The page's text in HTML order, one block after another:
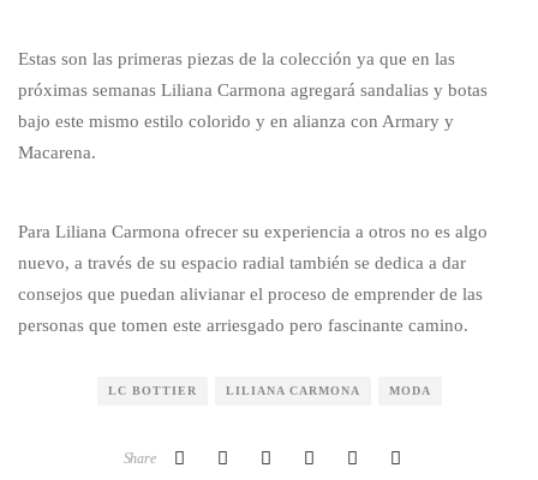
Estas son las primeras piezas de la colección ya que en las
próximas semanas Liliana Carmona agregará sandalias y botas
bajo este mismo estilo colorido y en alianza con Armary y
Macarena.
Para Liliana Carmona ofrecer su experiencia a otros no es algo
nuevo, a través de su espacio radial también se dedica a dar
consejos que puedan alivianar el proceso de emprender de las
personas que tomen este arriesgado pero fascinante camino.
LC BOTTIER LILIANA CARMONA MODA
Share